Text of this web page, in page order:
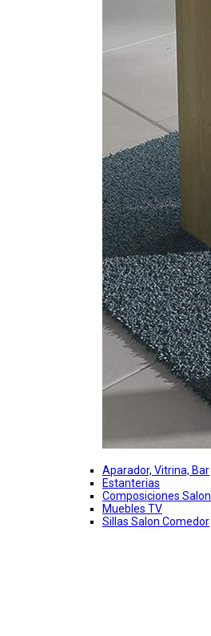
Aparador, Vitrina, Bar
Estanterias
Composiciones Salon
Muebles TV
Sillas Salon Comedor